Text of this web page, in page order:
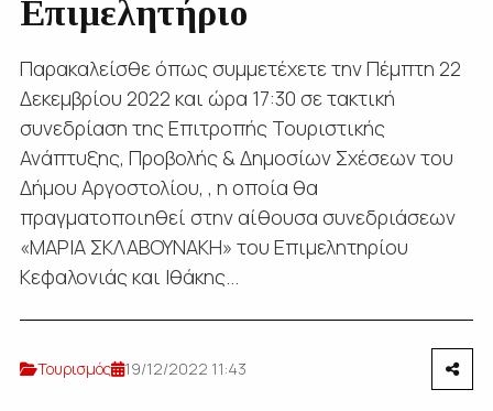
Επιμελητήριο
Παρακαλείσθε όπως συμμετέχετε την Πέμπτη 22
Δεκεμβρίου 2022 και ώρα 17:30 σε τακτική
συνεδρίαση της Επιτροπής Τουριστικής
Ανάπτυξης, Προβολής & Δημοσίων Σχέσεων του
Δήμου Αργοστολίου, , η οποία θα
πραγματοποιηθεί στην αίθουσα συνεδριάσεων
«ΜΑΡΙΑ ΣΚΛΑΒΟΥΝΑΚΗ» του Επιμελητηρίου
Κεφαλονιάς και Ιθάκης...
Τουρισμός 19/12/2022 11:43